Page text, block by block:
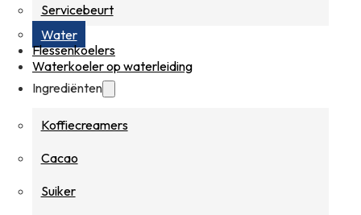
Servicebeurt
Water
Flessenkoelers
Waterkoeler op waterleiding
Ingrediënten
Koffiecreamers
Cacao
Suiker